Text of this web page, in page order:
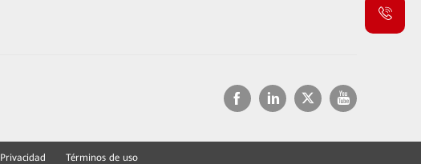
Privacidad Términos de uso